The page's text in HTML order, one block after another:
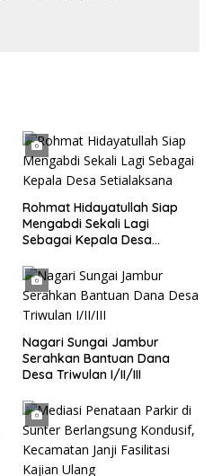
Rohmat Hidayatullah Siap
Mengabdi Sekali Lagi
Sebagai Kepala Desa
Nagari Sungai Jambur
Serahkan Bantuan Dana
Desa Triwulan I/II/III